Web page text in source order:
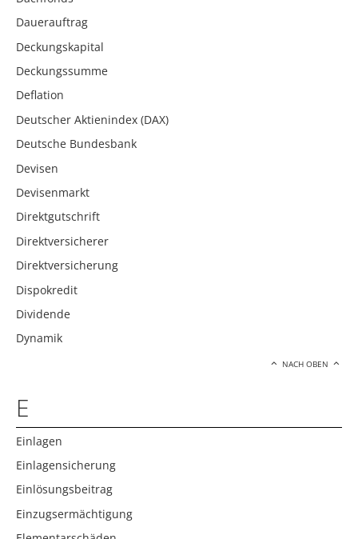
Dauerauftrag
Deckungskapital
Deckungssumme
Deflation
Deutscher Aktienindex (DAX)
Deutsche Bundesbank
Devisen
Devisenmarkt
Direktgutschrift
Direktversicherer
Direktversicherung
Dispokredit
Dividende
Dynamik
NACH OBEN
E
Einlagen
Einlagensicherung
Einlösungsbeitrag
Einzugsermächtigung